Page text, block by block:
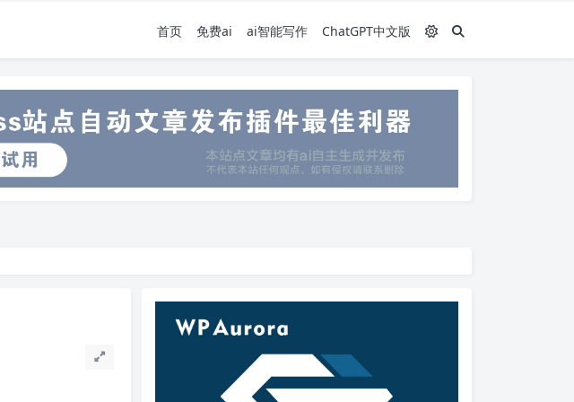
首页 免费ai ai智能写作 ChatGPT中文版